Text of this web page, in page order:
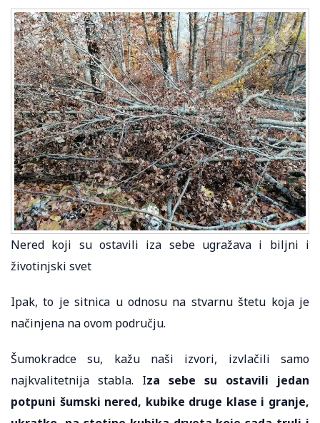
Nered koji su ostavili iza sebe ugražava i biljni i
životinjski svet
Ipak, to je sitnica u odnosu na stvarnu štetu koja je
načinjena na ovom području.
Šumokradce su, kažu naši izvori, izvlačili samo
najkvalitetnija stabla. Iza sebe su ostavili jedan
potpuni šumski nered, kubike druge klase i granje,